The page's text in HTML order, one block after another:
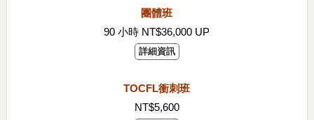
團體班
90 小時 NT$36,000 UP
詳細資訊
TOCFL衝刺班
NT$5,600